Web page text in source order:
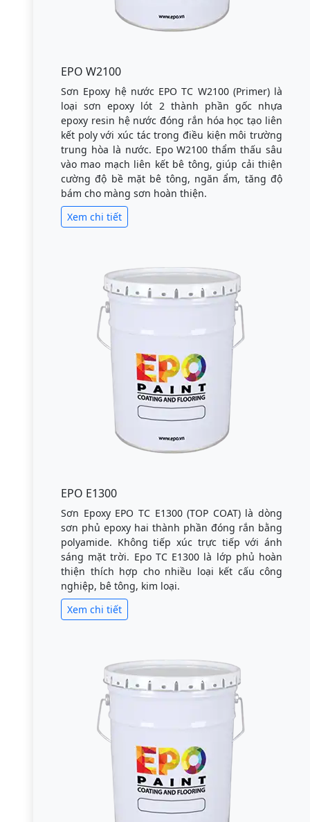
EPO W2100
Sơn Epoxy hệ nước EPO TC W2100 (Primer) là
loại sơn epoxy lót 2 thành phần gốc nhựa
epoxy resin hệ nước đóng rắn hóa học tạo liên
kết poly với xúc tác trong điều kiện môi trường
trung hòa là nước. Epo W2100 thẩm thấu sâu
vào mao mạch liên kết bê tông, giúp cải thiện
cường độ bề mặt bê tông, ngăn ẩm, tăng độ
bám cho màng sơn hoàn thiện.
Xem chi tiết
EPO E1300
Sơn Epoxy EPO TC E1300 (TOP COAT) là dòng
sơn phủ epoxy hai thành phần đóng rắn bằng
polyamide. Không tiếp xúc trực tiếp với ánh
sáng mặt trời. Epo TC E1300 là lớp phủ hoàn
thiện thích hợp cho nhiều loại kết cấu công
nghiệp, bê tông, kim loại.
Xem chi tiết